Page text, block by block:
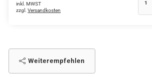
inkl. MWST
zzgl. Versandkosten
Weiterempfehlen